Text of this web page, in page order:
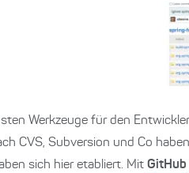
Werkzeuge für den
CVS, Subversion und Co
sich hier etabliert. Mit GitHub